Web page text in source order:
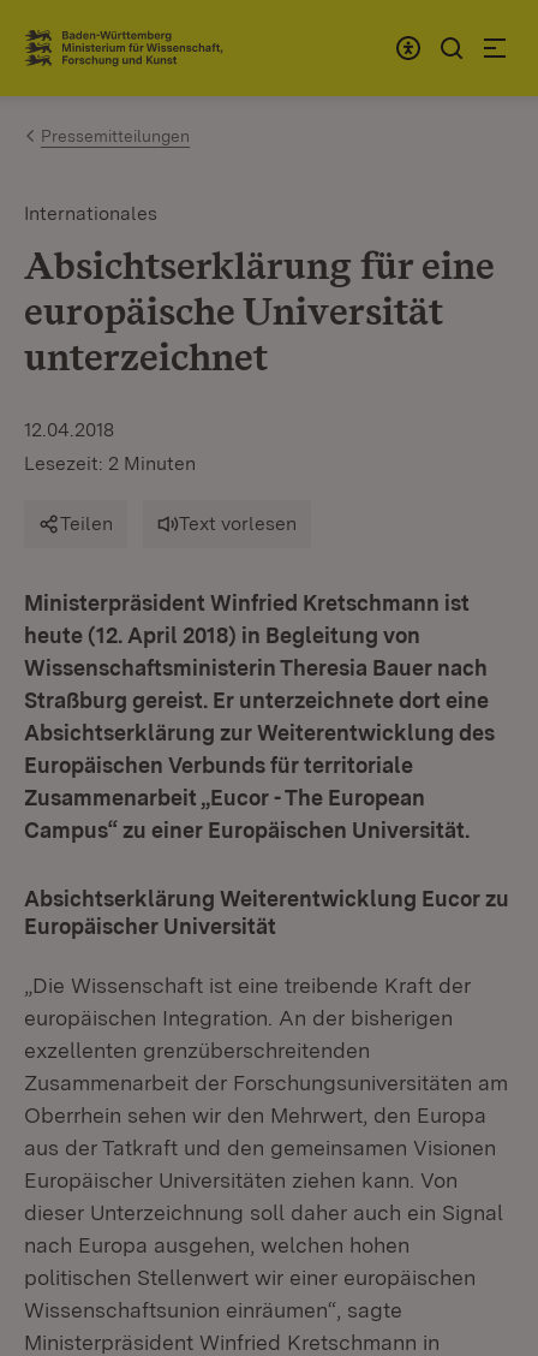
Zum Inhalt springen
Link zur Startseite
Pressemitteilungen
Internationales
Absichtserklärung für eine
europäische Universität
unterzeichnet
12.04.2018
Lesezeit: 2 Minuten
Teilen Text vorlesen
Ministerpräsident Winfried Kretschmann ist
heute (12. April 2018) in Begleitung von
Wissenschaftsministerin Theresia Bauer nach
Straßburg gereist. Er unterzeichnete dort eine
Absichtserklärung zur Weiterentwicklung des
Europäischen Verbunds für territoriale
Zusammenarbeit „Eucor - The European
Campus“ zu einer Europäischen Universität.
Absichtserklärung Weiterentwicklung Eucor zu
Europäischer Universität
„Die Wissenschaft ist eine treibende Kraft der
europäischen Integration. An der bisherigen
exzellenten grenzüberschreitenden
Zusammenarbeit der Forschungsuniversitäten am
Oberrhein sehen wir den Mehrwert, den Europa
aus der Tatkraft und den gemeinsamen Visionen
Europäischer Universitäten ziehen kann. Von
dieser Unterzeichnung soll daher auch ein Signal
nach Europa ausgehen, welchen hohen
politischen Stellenwert wir einer europäischen
Wissenschaftsunion einräumen“, sagte
Ministerpräsident Winfried Kretschmann in